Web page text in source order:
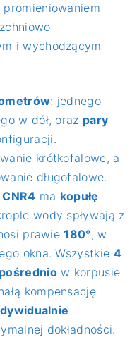
i wychodzącym
: jednego
w dół, oraz pary
krótkofalowe, a
długofalowe.
CNR4 ma kopułę
wody spływają z
prawie180°, w
okna. Wszystkie 4
w korpusie
kompensację
dokładności.